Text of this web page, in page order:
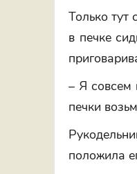
Только тут
в печке
– Я совсем
печки
положила